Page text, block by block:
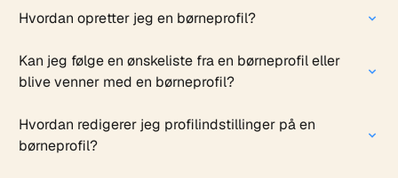
Hvordan opretter jeg en børneprofil?
Kan jeg følge en ønskeliste fra en børneprofil eller
blive venner med en børneprofil?
Hvordan redigerer jeg profilindstillinger på en
børneprofil?